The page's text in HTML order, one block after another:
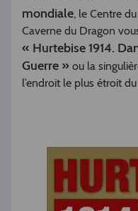
mondiale, le Centre
Caverne du Dragon
« Hurtebise 1914.
Guerre » ou la
l’endroit le plus étroit